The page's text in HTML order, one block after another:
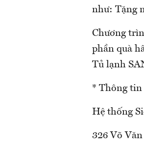
như: Tặng
Chương
phần quà
Tủ lạnh
* Thông
Hệ thống
326 Võ